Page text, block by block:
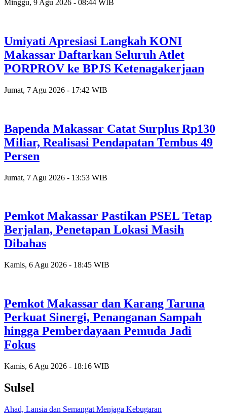
Minggu, 9 Agu 2026 - 08:44 WIB
Umiyati Apresiasi Langkah KONI
Makassar Daftarkan Seluruh Atlet
PORPROV ke BPJS Ketenagakerjaan
Jumat, 7 Agu 2026 - 17:42 WIB
Bapenda Makassar Catat Surplus Rp130
Miliar, Realisasi Pendapatan Tembus 49
Persen
Jumat, 7 Agu 2026 - 13:53 WIB
Pemkot Makassar Pastikan PSEL Tetap
Berjalan, Penetapan Lokasi Masih
Dibahas
Kamis, 6 Agu 2026 - 18:45 WIB
Pemkot Makassar dan Karang Taruna
Perkuat Sinergi, Penanganan Sampah
hingga Pemberdayaan Pemuda Jadi
Fokus
Kamis, 6 Agu 2026 - 18:16 WIB
Sulsel
Ahad, Lansia dan Semangat Menjaga Kebugaran